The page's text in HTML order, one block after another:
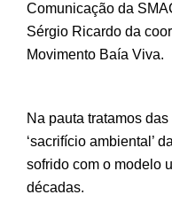
Comunicação da
Sérgio Ricardo da
Movimento Baía Viva.
Na pauta tratamos
‘sacrifício ambiental’
sofrido com o modelo
décadas.